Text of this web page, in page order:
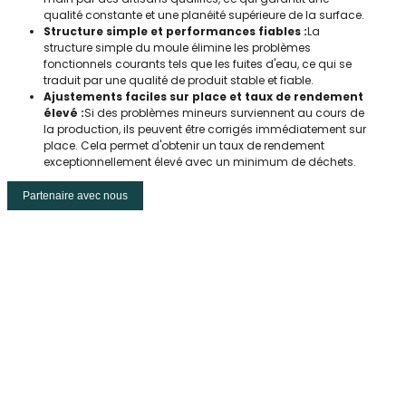
qualité constante et une planéité supérieure de la surface.
Structure simple et performances fiables :La
structure simple du moule élimine les problèmes
fonctionnels courants tels que les fuites d'eau, ce qui se
traduit par une qualité de produit stable et fiable.
Ajustements faciles sur place et taux de rendement
élevé :Si des problèmes mineurs surviennent au cours de
la production, ils peuvent être corrigés immédiatement sur
place. Cela permet d'obtenir un taux de rendement
exceptionnellement élevé avec un minimum de déchets.
Partenaire avec nous